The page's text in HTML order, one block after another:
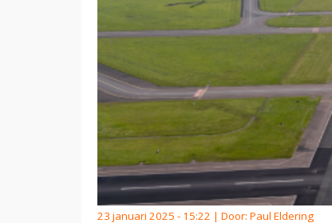
23 januari 2025 - 15:22 | Door: Paul Eldering